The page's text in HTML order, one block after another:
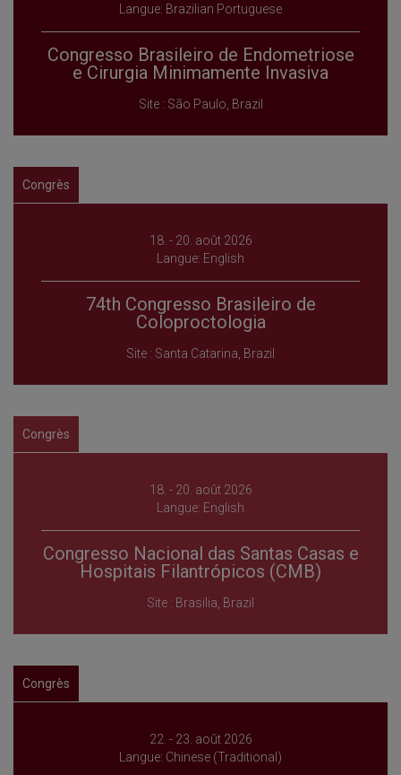
Langue: Brazilian Portuguese
Congresso Brasileiro de Endometriose
e Cirurgia Minimamente Invasiva
Site : São Paulo, Brazil
Congrès
18. - 20. août 2026
Langue: English
74th Congresso Brasileiro de
Coloproctologia
Site : Santa Catarina, Brazil
Congrès
18. - 20. août 2026
Langue: English
Congresso Nacional das Santas Casas e
Hospitais Filantrópicos (CMB)
Site : Brasilia, Brazil
Congrès
22. - 23. août 2026
Langue: Chinese (Traditional)